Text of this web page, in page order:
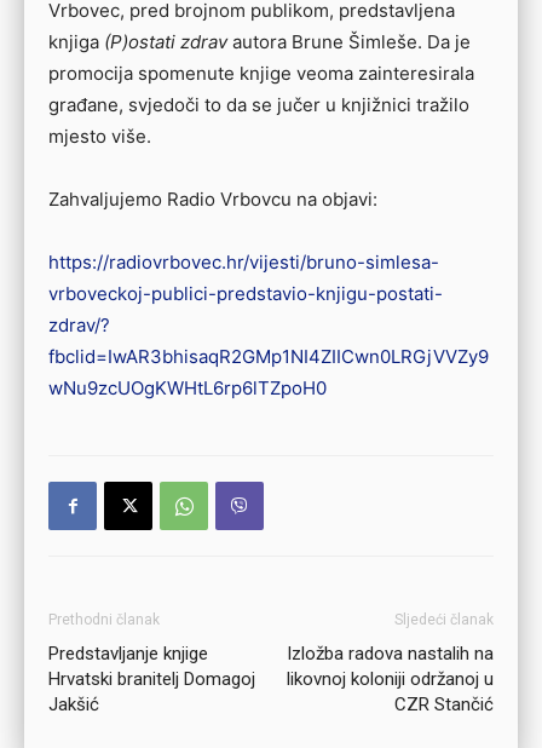
Vrbovec, pred brojnom publikom, predstavljena
knjiga (P)ostati zdravautora Brune Šimleše. Da je
promocija spomenute knjige veoma zainteresirala
građane, svjedoči to da se jučer u knjižnici tražilo
mjesto više.
Zahvaljujemo Radio Vrbovcu na objavi:
https://radiovrbovec.hr/vijesti/bruno-simlesa-
vrboveckoj-publici-predstavio-knjigu-postati-
zdrav/?
fbclid=IwAR3bhisaqR2GMp1NI4ZIICwn0LRGjVVZy9
wNu9zcUOgKWHtL6rp6lTZpoH0
Prethodni članak
Predstavljanje knjige
Hrvatski branitelj Domagoj
Jakšić
Sljedeći članak
Izložba radova nastalih na
likovnoj koloniji održanoj u
CZR Stančić